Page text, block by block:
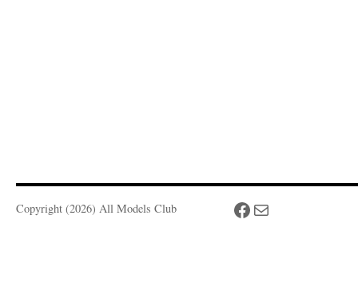
Copyright (2026) All Models Club Facebook
Mail